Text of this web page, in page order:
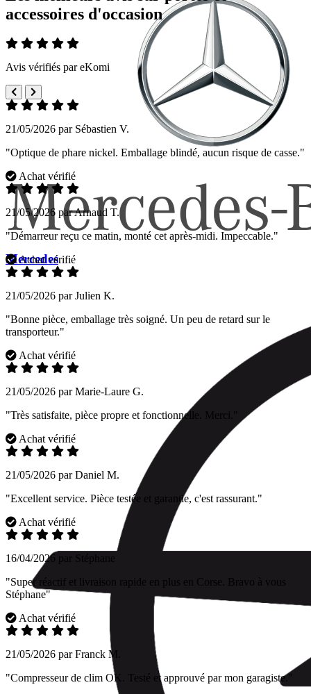
Mercedes
accessoires d'occasion
Avis vérifiés par eKomi
21/05/2026 par Sébastien V.
"Optique de phare nickel. Emballage blindé, aucun risque de casse."
Achat vérifié
21/05/2026 par Arnaud T.
"Démarreur reçu ce matin, monté cet après-midi. Impeccable."
Achat vérifié
21/05/2026 par Julien K.
"Bonne pièce, emballage très soigné. Un peu de retard sur le
transporteur."
Achat vérifié
21/05/2026 par Marie-Laure G.
"Très satisfaite, pièce propre et fonctionnelle. Merci."
Achat vérifié
21/05/2026 par Daniel M.
"Excellent service. Pièce testée et garantie, c'est rassurant."
Achat vérifié
16/04/2026 par Stéphane
"Super réactif et livraison rapide en plus en Corse. Bravo à vous
Stéphane"
Achat vérifié
21/05/2026 par Franck M.
"Compresseur de clim OK. Testé et approuvé par mon garagiste."